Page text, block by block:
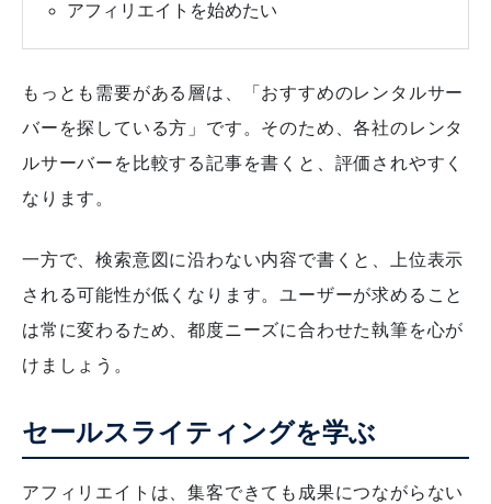
アフィリエイトを始めたい
もっとも需要がある層は、「おすすめのレンタルサー
バーを探している方」です。そのため、各社のレンタ
ルサーバーを比較する記事を書くと、評価されやすく
なります。
一方で、検索意図に沿わない内容で書くと、上位表示
される可能性が低くなります。ユーザーが求めること
は常に変わるため、都度ニーズに合わせた執筆を心が
けましょう。
セールスライティングを学ぶ
アフィリエイトは、集客できても成果につながらない